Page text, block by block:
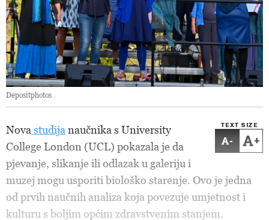
Depositphotos
TEXT SIZE
- +
Nova studija naučnika s University
College London (UCL) pokazala je da
pjevanje, slikanje ili odlazak u galeriju i
muzej mogu usporiti biološko starenje. Ovo je jedna
od prvih naučnih analiza koja povezuje umjetnost i
kulturu s boljim općim zdravstvenim stanjem.